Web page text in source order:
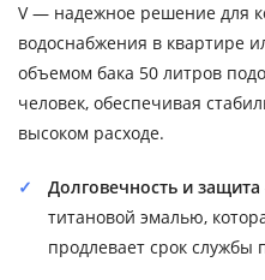
V — надежное решение для
водоснабжения в квартире
объемом бака 50 литров
человек, обеспечивая
высоком расходе.
Долговечность и защита
титановой эмалью,
продлевает срок службы